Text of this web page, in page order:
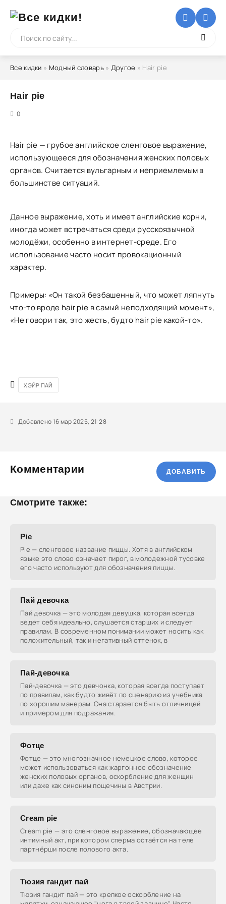
Все кидки » Модный словарь» Другое » Hair pie
Hair pie
0
Hair pie — грубое английское сленговое выражение,
использующееся для обозначения женских половых
органов. Считается вульгарным и неприемлемым в
большинстве ситуаций.
Данное выражение, хоть и имеет английские корни,
иногда может встречаться среди русскоязычной
молодёжи, особенно в интернет-среде. Его
использование часто носит провокационный
характер.
Примеры: «Он такой безбашенный, что может ляпнуть
что-то вроде hair pie в самый неподходящий момент»,
«Не говори так, это жесть, будто hair pie какой-то».
ХЭЙР ПАЙ
Добавлено 16 мар 2025, 21:28
Комментарии ДОБАВИТЬ
Смотрите также:
Pie
Pie — сленговое название пиццы. Хотя в английском
языке это слово означает пирог, в молодежной тусовке
его часто используют для обозначения пиццы.
Пай девочка
Пай девочка — это молодая девушка, которая всегда
ведет себя идеально, слушается старших и следует
правилам. В современном понимании может носить как
положительный, так и негативный оттенок, в
Пай-девочка
Пай-девочка — это девчонка, которая всегда поступает
по правилам, как будто живёт по сценарию из учебника
по хорошим манерам. Она старается быть отличницей
и примером для подражания.
Фотце
Фотце — это многозначное немецкое слово, которое
может использоваться как жаргонное обозначение
женских половых органов, оскорбление для женщин
или даже как синоним пощечины в Австрии.
Cream pie
Cream pie — это сленговое выражение, обозначающее
интимный акт, при котором сперма остаётся на теле
партнёрши после полового акта.
Тюзия гандит пай
Тюзия гандит пай — это крепкое оскорбление на